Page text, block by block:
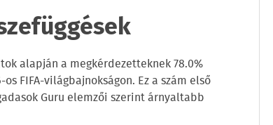
alapján a megkérdezetteknek 78.0%
FIFA-világbajnokságon. Ez a szám első
Guru elemzői szerint árnyaltabb